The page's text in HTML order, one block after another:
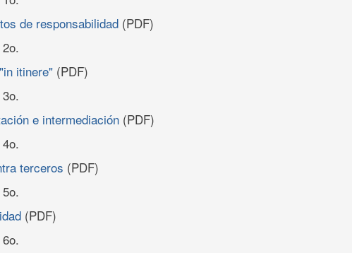
de responsabilidad (PDF)
itinere" (PDF)
e intermediación (PDF)
terceros (PDF)
(PDF)